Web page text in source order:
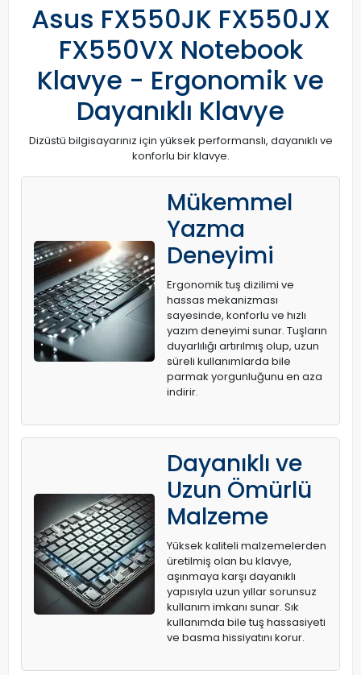
Asus FX550JK FX550JX
FX550VX Notebook
Klavye - Ergonomik ve
Dayanıklı Klavye
Dizüstü bilgisayarınız için yüksek performanslı, dayanıklı ve
konforlu bir klavye.
Mükemmel
Yazma
Deneyimi
Ergonomik tuş dizilimi ve
hassas mekanizması
sayesinde, konforlu ve hızlı
yazım deneyimi sunar. Tuşların
duyarlılığı artırılmış olup, uzun
süreli kullanımlarda bile
parmak yorgunluğunu en aza
indirir.
Dayanıklı ve
Uzun Ömürlü
Malzeme
Yüksek kaliteli malzemelerden
üretilmiş olan bu klavye,
aşınmaya karşı dayanıklı
yapısıyla uzun yıllar sorunsuz
kullanım imkanı sunar. Sık
kullanımda bile tuş hassasiyeti
ve basma hissiyatını korur.